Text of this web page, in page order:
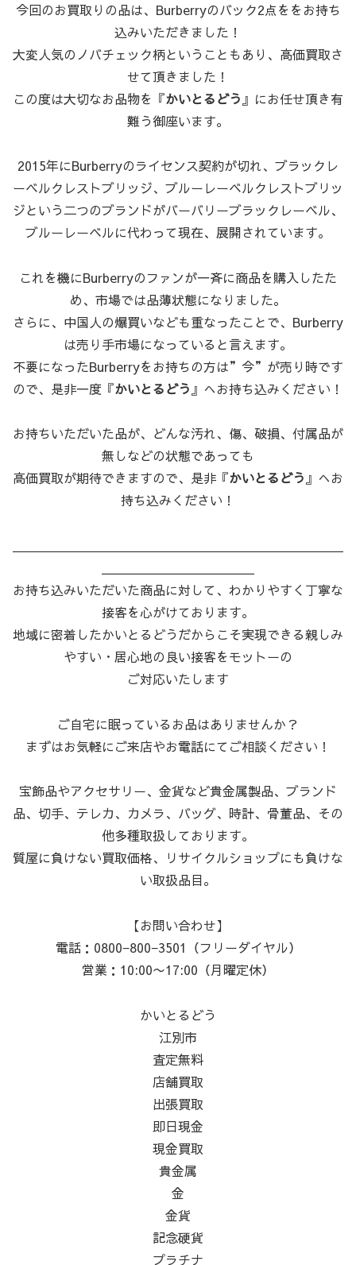
今回のお買取りの品は、Burberryのバック2点ををお持ち
込みいただきました！
大変人気のノバチェック柄ということもあり、高価買取さ
せて頂きました！
この度は大切なお品物を『かいとるどう 』にお任せ頂き有
難う御座います。
2015年にBurberryのライセンス契約が切れ、ブラックレ
ーベルクレストブリッジ、ブルーレーベルクレストブリッ
ジという二つのブランドがバーバリーブラックレーベル、
ブルーレーベルに代わって現在、展開されています。
これを機にBurberryのファンが一斉に商品を購入したた
め、市場では品薄状態になりました。
さらに、中国人の爆買いなども重なったことで、Burberry
は売り手市場になっていると言えます。
不要になったBurberryをお持ちの方は”今”が売り時です
ので、是非一度『かいとるどう 』へお持ち込みください！
お持ちいただいた品が、どんな汚れ、傷、破損、付属品が
無しなどの状態であっても
高価買取が期待できますので、是非『かいとるどう 』へお
持ち込みください！
お持ち込みいただいた商品に対して、わかりやすく丁寧な
接客を心がけております。
地域に密着したかいとるどうだからこそ実現できる親しみ
やすい・居心地の良い接客をモットーの
ご対応いたします
ご自宅に眠っているお品はありませんか？
まずはお気軽にご来店やお電話にてご相談ください！
宝飾品やアクセサリー、金貨など貴金属製品、ブランド
品、切手、テレカ、カメラ、バッグ、時計、骨董品、その
他多種取扱しております。
質屋に負けない買取価格、リサイクルショップにも負けな
い取扱品目。
【お問い合わせ】
電話：0800−800−3501（フリーダイヤル）
営業：10:00〜17:00（月曜定休）
かいとるどう
江別市
査定無料
店舗買取
出張買取
即日現金
現金買取
貴金属
金
金貨
記念硬貨
プラチナ